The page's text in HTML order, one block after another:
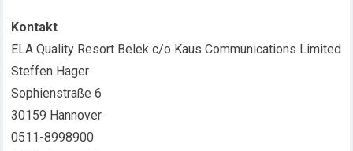
Kontakt
ELA Quality Resort Belek c/o Kaus Communications Limited
Steffen Hager
Sophienstraße 6
30159 Hannover
0511-8998900